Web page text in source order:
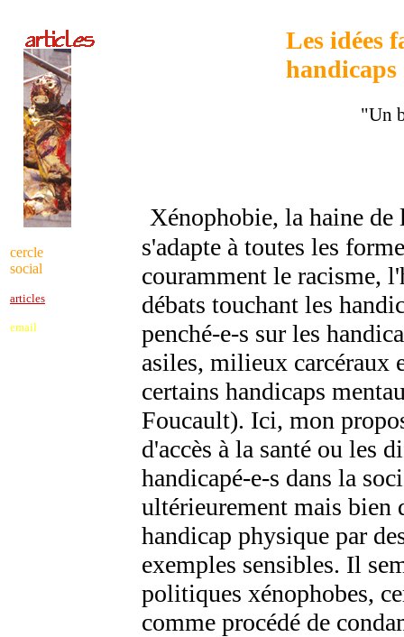
cercle
social
articles
email
Les idées
"Un
Xénophobie, la haine
s'adapte à toutes les
couramment le racisme,
débats touchant les
penché-e-s sur les
asiles, milieux carcéraux
certains handicaps
Foucault). Ici, mon
d'accès à la santé ou les
handicapé-e-s dans la
ultérieurement mais bien
handicap physique par
exemples sensibles. Il
politiques xénophobes,
comme procédé de